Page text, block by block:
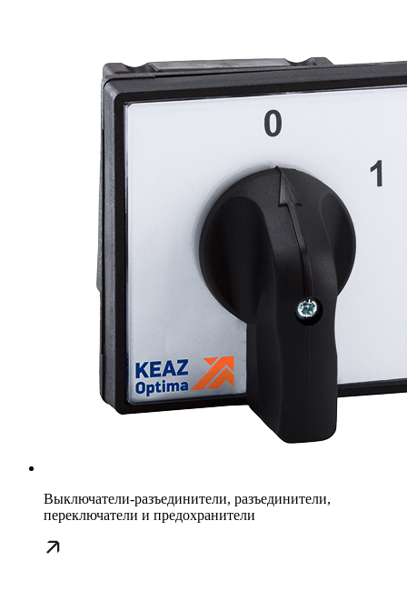
Выключатели-разъединители, разъединители,
переключатели и предохранители